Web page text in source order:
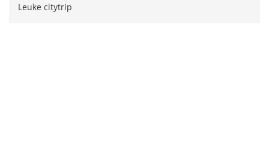
Leuke citytrip